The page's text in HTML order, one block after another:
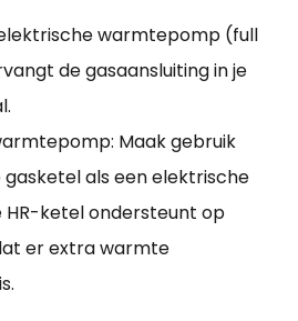
warmtepomp (full
de gasaansluiting in je
Maak gebruik
gasketel als een elektrische
HR-ketel ondersteunt op
er extra warmte